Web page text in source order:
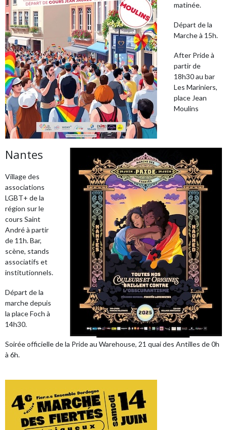
matinée.
Départ de la
Marche à 15h.
After Pride à
partir de
18h30 au bar
Les Mariniers,
place Jean
Moulins
Nantes
Village des
associations
LGBT+ de la
région sur le
cours Saint
André à partir
de 11h. Bar,
scène, stands
associatifs et
institutionnels.
Départ de la
marche depuis
la place Foch à
14h30.
Soirée officielle de la Pride au Warehouse, 21 quai des Antilles de 0h
à 6h.